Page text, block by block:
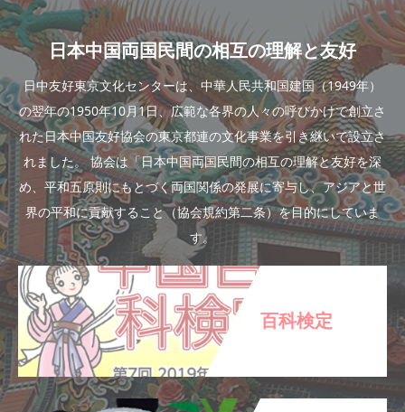
日本中国両国民間の相互の理解と友好
日中友好東京文化センターは、中華人民共和国建国（1949年）
の翌年の1950年10月1日、広範な各界の人々の呼びかけで創立さ
れた日本中国友好協会の東京都連の文化事業を引き継いで設立さ
れました。 協会は「日本中国両国民間の相互の理解と友好を深
め、平和五原則にもとづく両国関係の発展に寄与し、アジアと世
界の平和に貢献すること（協会規約第二条）を目的にしていま
す。
百科検定